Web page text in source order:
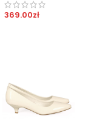
369.00zł